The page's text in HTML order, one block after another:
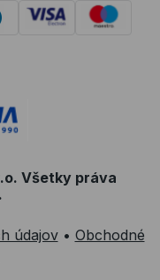
Všetky práva
údajov• Obchodné